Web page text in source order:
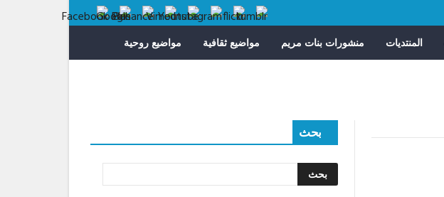
المنتديات منشورات بنات مريم مواضيع ثقافية مواضيع روحية
بحث